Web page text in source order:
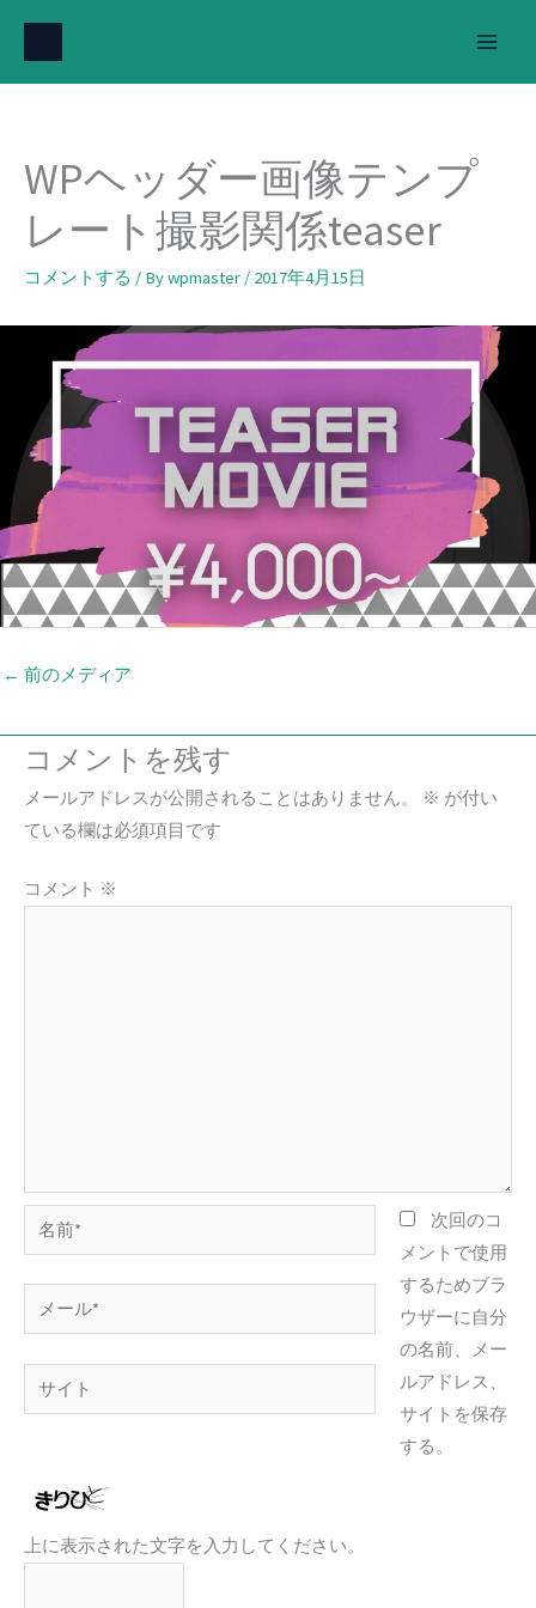
を
WPヘッダー画像テンプ
レート撮影関係teaser
コメントする / Bywpmaster / 2017年4月15日
← 前のメディア
コメントを残す
メールアドレスが公開されることはありません。 ※ が付い
ている欄は必須項目です
コメント ※
前
*
ー
ル
イ
次回のコ
メントで使用
するためブラ
ウザーに自分
の名前、メー
ルアドレス、
サイトを保存
する。
上に表示された文字を入力してください。